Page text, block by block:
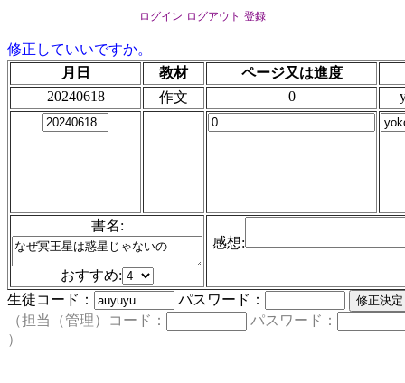
ログイン ログアウト 登録
修正していいですか。
月日
教材
ページ又は進度
20240618
作文 0
書名:
おすすめ:
感想:
生徒コード：
パスワード：
（担当（管理）コード：
パスワード：
）